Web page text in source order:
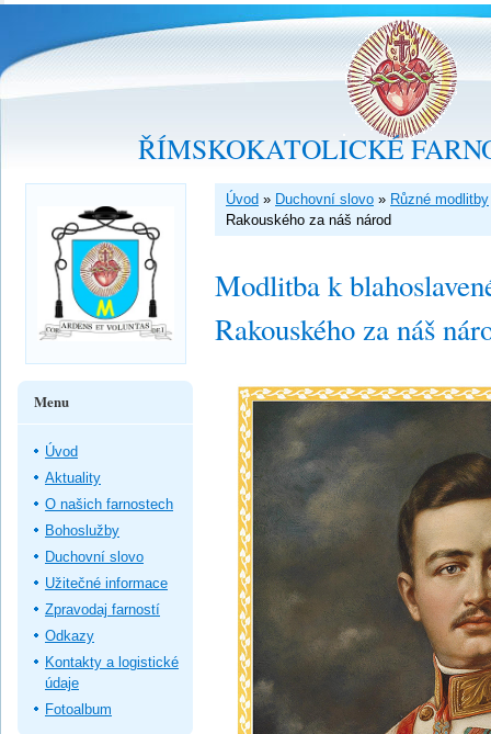
ŘÍMSKOKATOLICKÉ
Úvod » Duchovní slovo » Různé modlitby
Rakouského za náš národ
Modlitba k
Rakouského za náš
Menu
Úvod
Aktuality
O našich farnostech
Bohoslužby
Duchovní slovo
Užitečné informace
Zpravodaj farností
Odkazy
Kontakty a logistické
údaje
Fotoalbum